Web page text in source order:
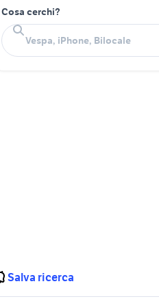
Cosa cerchi?
Salva ricerca